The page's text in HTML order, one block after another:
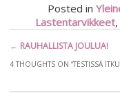
Posted in
Lastentarvikkeet,
Artikkelien
selaus
← RAUHALLISTA JOULUA!
4 THOUGHTS ON “TESTISSÄ